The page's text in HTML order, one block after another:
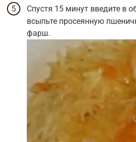
Спустя 15 минут введите в
всыпьте просеянную
фарш.